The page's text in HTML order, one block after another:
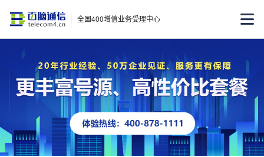
全国400增值业务受理中心